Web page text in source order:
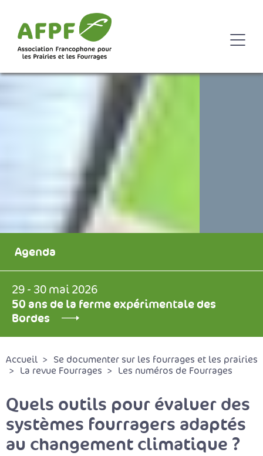
Agenda
29 - 30 mai 2026
50 ans de la ferme expérimentale des
Bordes
Accueil
Se documenter sur les fourrages et les prairies
La revue Fourrages
Les numéros de Fourrages
Quels outils pour évaluer des
systèmes fourragers adaptés
au changement climatique ?